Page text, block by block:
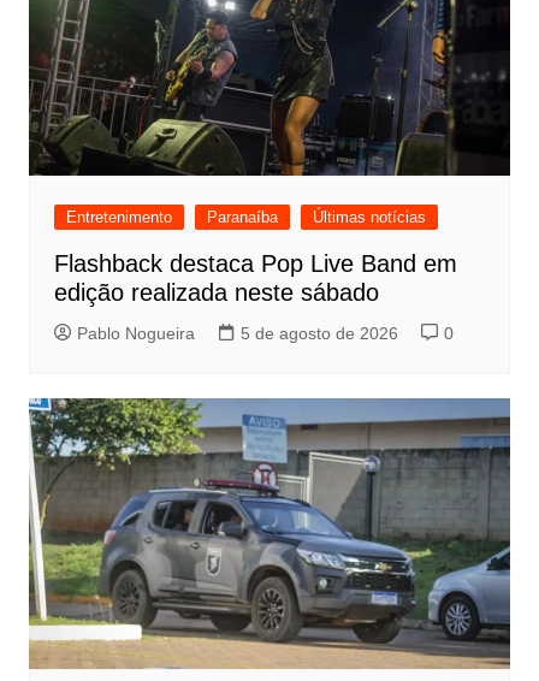
Entretenimento Paranaíba Últimas notícias
Flashback destaca Pop Live Band em
edição realizada neste sábado
Pablo Nogueira 5 de agosto de 2026 0